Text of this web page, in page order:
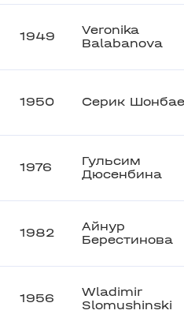
1949
Veronika
Balabanova
1950 Серик
1976
Гульсим
Дюсенбина
1982
Айнур
Берестинова
1956
Wladimir
Slomushinski